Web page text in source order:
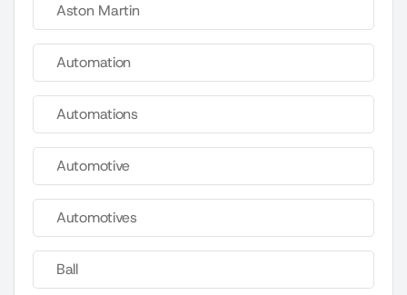
Aston Martin
Automation
Automations
Automotive
Automotives
Ball